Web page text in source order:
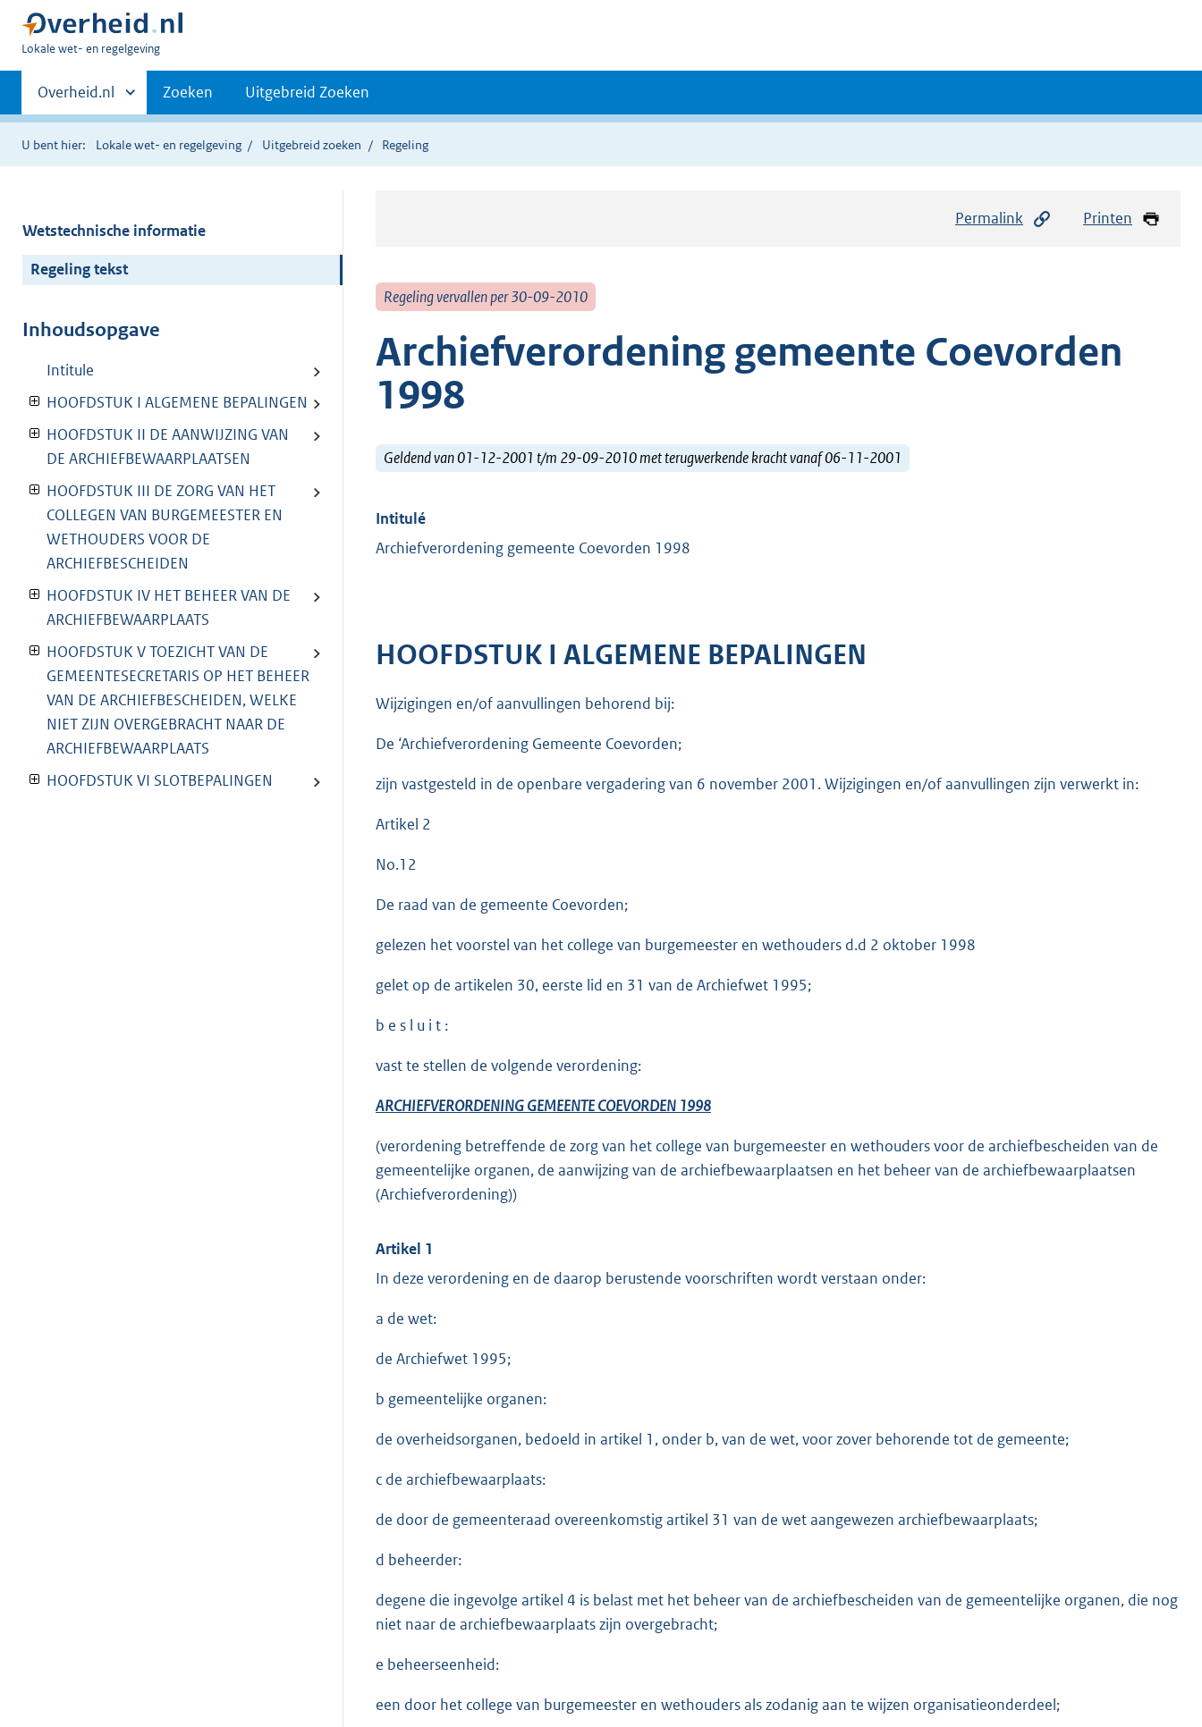
U
hier:
Lokale wet- en regelgeving
Primaire
navigatie
Andere
sites
binnen
Overheid.nl Zoeken Uitgebreid Zoeken
U bent hier: Lokale wet- en regelgeving Uitgebreid zoeken Regeling
Wetstechnische informatie
Regeling tekst
Inhoudsopgave
Intitule
HOOFDSTUK I ALGEMENE BEPALINGEN
HOOFDSTUK II DE AANWIJZING VAN
DE ARCHIEFBEWAARPLAATSEN
HOOFDSTUK III DE ZORG VAN HET
COLLEGEN VAN BURGEMEESTER EN
WETHOUDERS VOOR DE
ARCHIEFBESCHEIDEN
HOOFDSTUK IV HET BEHEER VAN DE
ARCHIEFBEWAARPLAATS
HOOFDSTUK V TOEZICHT VAN DE
GEMEENTESECRETARIS OP HET BEHEER
VAN DE ARCHIEFBESCHEIDEN, WELKE
NIET ZIJN OVERGEBRACHT NAAR DE
ARCHIEFBEWAARPLAATS
HOOFDSTUK VI SLOTBEPALINGEN
Permalink Printen
Regeling vervallen per 30-09-2010
Archiefverordening gemeente Coevorden
1998
Geldend van 01-12-2001 t/m 29-09-2010 met terugwerkende kracht vanaf 06-11-2001
Intitulé
Archiefverordening gemeente Coevorden 1998
HOOFDSTUK I ALGEMENE BEPALINGEN
Wijzigingen en/of aanvullingen behorend bij:
De ‘Archiefverordening Gemeente Coevorden;
zijn vastgesteld in de openbare vergadering van 6 november 2001. Wijzigingen en/of aanvullingen zijn verwerkt in:
Artikel 2
No.12
De raad van de gemeente Coevorden;
gelezen het voorstel van het college van burgemeester en wethouders d.d 2 oktober 1998
gelet op de artikelen 30, eerste lid en 31 van de Archiefwet 1995;
b e s l u i t :
vast te stellen de volgende verordening:
ARCHIEFVERORDENING GEMEENTE COEVORDEN 1998
(verordening betreffende de zorg van het college van burgemeester en wethouders voor de archiefbescheiden van de
gemeentelijke organen, de aanwijzing van de archiefbewaarplaatsen en het beheer van de archiefbewaarplaatsen
(Archiefverordening))
Artikel 1
In deze verordening en de daarop berustende voorschriften wordt verstaan onder:
a de wet:
de Archiefwet 1995;
b gemeentelijke organen:
de overheidsorganen, bedoeld in artikel 1, onder b, van de wet, voor zover behorende tot de gemeente;
c de archiefbewaarplaats:
de door de gemeenteraad overeenkomstig artikel 31 van de wet aangewezen archiefbewaarplaats;
d beheerder:
degene die ingevolge artikel 4 is belast met het beheer van de archiefbescheiden van de gemeentelijke organen, die nog
niet naar de archiefbewaarplaats zijn overgebracht;
e beheerseenheid:
een door het college van burgemeester en wethouders als zodanig aan te wijzen organisatieonderdeel;